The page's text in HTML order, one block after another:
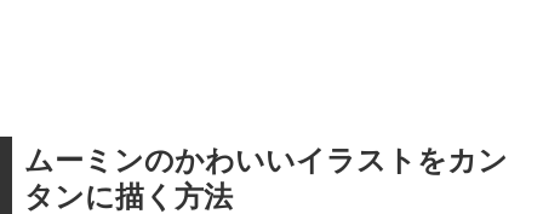
ムーミンのかわいいイラストをカン
タンに描く方法